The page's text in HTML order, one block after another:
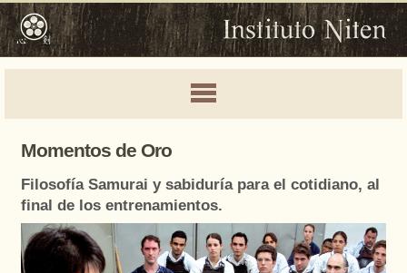
Momentos de Oro
Filosofía Samurai y sabiduría para el cotidiano, al
final de los entrenamientos.